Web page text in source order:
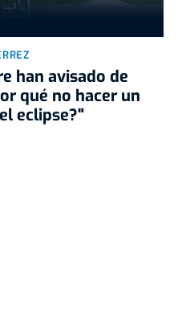
han avisado de
qué no hacer un
eclipse?"